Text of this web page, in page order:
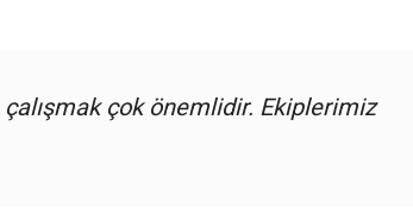
çok önemlidir. Ekiplerimiz